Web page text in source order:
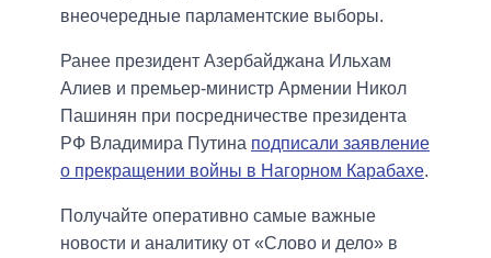
внеочередные парламентские выборы.
Ранее президент Азербайджана Ильхам
Алиев и премьер-министр Армении Никол
Пашинян при посредничестве президента
РФ Владимира Путина подписали заявление
о прекращении войны в Нагорном Карабахе.
Получайте оперативно самые важные
новости и аналитику от «Слово и дело» в